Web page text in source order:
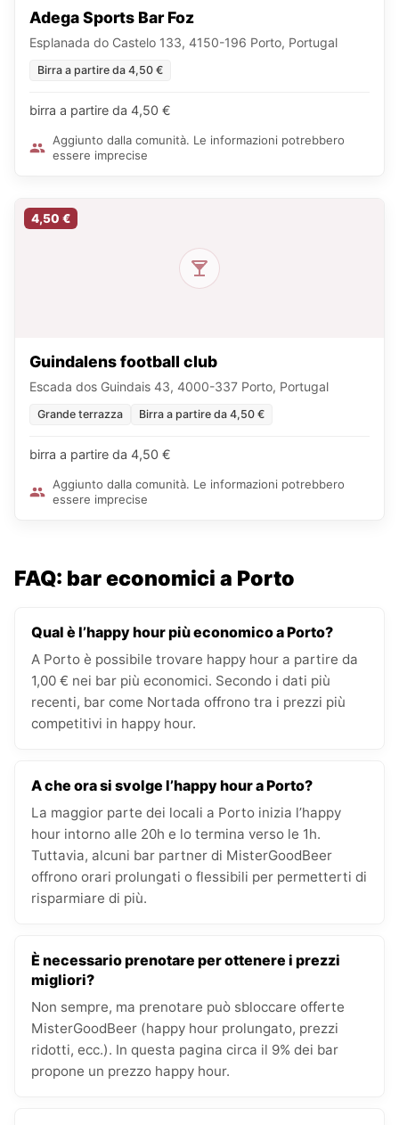
Adega Sports Bar Foz
Esplanada do Castelo 133, 4150-196 Porto, Portugal
Birra a partire da 4,50 €
birra a partire da 4,50 €
Aggiunto dalla comunità. Le informazioni potrebbero
essere imprecise
4,50 €
Guindalens football club
Escada dos Guindais 43, 4000-337 Porto, Portugal
Grande terrazza Birra a partire da 4,50 €
birra a partire da 4,50 €
Aggiunto dalla comunità. Le informazioni potrebbero
essere imprecise
FAQ: bar economici a Porto
Qual è l’happy hour più economico a Porto?
A Porto è possibile trovare happy hour a partire da
1,00 € nei bar più economici. Secondo i dati più
recenti, bar come Nortada offrono tra i prezzi più
competitivi in happy hour.
A che ora si svolge l’happy hour a Porto?
La maggior parte dei locali a Porto inizia l’happy
hour intorno alle 20h e lo termina verso le 1h.
Tuttavia, alcuni bar partner di MisterGoodBeer
offrono orari prolungati o flessibili per permetterti di
risparmiare di più.
È necessario prenotare per ottenere i prezzi
migliori?
Non sempre, ma prenotare può sbloccare offerte
MisterGoodBeer (happy hour prolungato, prezzi
ridotti, ecc.). In questa pagina circa il 9% dei bar
propone un prezzo happy hour.